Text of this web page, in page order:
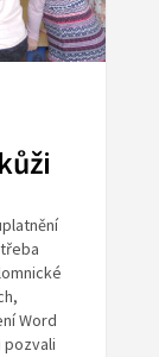
Word
pozvali